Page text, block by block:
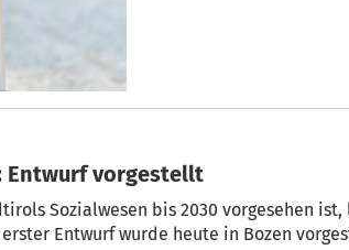
Entwurf vorgestellt
Sozialwesen bis 2030 vorgesehen
Entwurf wurde heute in Bozen